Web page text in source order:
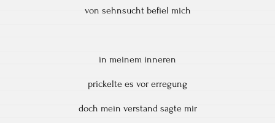
von sehnsucht befiel mich
in meinem inneren
prickelte es vor erregung
doch mein verstand sagte mir